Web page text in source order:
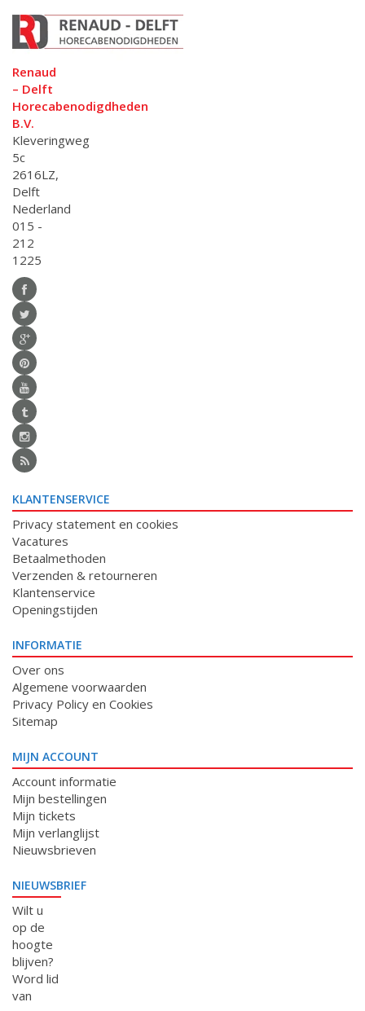
Renaud
– Delft
Horecabenodigdheden
B.V.
Kleveringweg
5c
2616LZ,
Delft
Nederland
015 -
212
1225
KLANTENSERVICE
Privacy statement en cookies
Vacatures
Betaalmethoden
Verzenden & retourneren
Klantenservice
Openingstijden
INFORMATIE
Over ons
Algemene voorwaarden
Privacy Policy en Cookies
Sitemap
MIJN ACCOUNT
Account informatie
Mijn bestellingen
Mijn tickets
Mijn verlanglijst
Nieuwsbrieven
NIEUWSBRIEF
Wilt u
op de
hoogte
blijven?
Word lid
van